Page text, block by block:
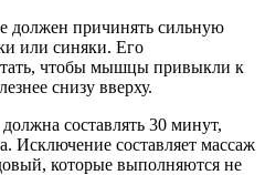
должен причинять сильную
или синяки. Его
чтобы мышцы привыкли к
снизу вверху.
составлять 30 минут,
Исключение составляет массаж
которые выполняются не